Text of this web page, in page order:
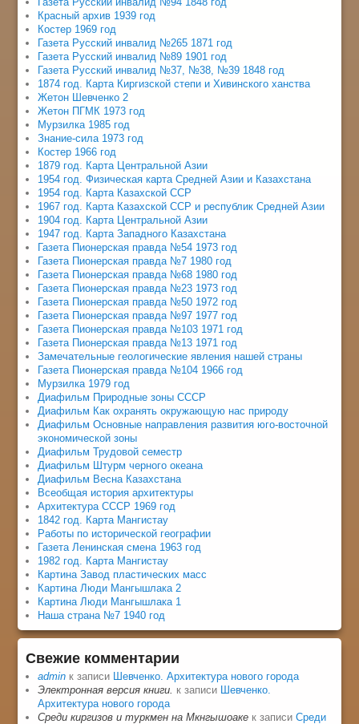
Красный архив 1939 год
Костер 1969 год
Газета Русский инвалид №265 1871 год
Газета Русский инвалид №89 1901 год
Газета Русский инвалид №37, №38, №39 1848 год
1874 год. Карта Киргизской степи и Хивинского ханства
Жетон Шевченко 2
Жетон ПГМК 1973 год
Мурзилка 1985 год
Знание-сила 1973 год
Костер 1966 год
1879 год. Карта Центральной Азии
1954 год. Физическая карта Средней Азии и Казахстана
1954 год. Карта Казахской ССР
1967 год. Карта Казахской ССР и республик Средней Азии
1904 год. Карта Центральной Азии
1947 год. Карта Западного Казахстана
Газета Пионерская правда №54 1973 год
Газета Пионерская правда №7 1980 год
Газета Пионерская правда №68 1980 год
Газета Пионерская правда №23 1973 год
Газета Пионерская правда №50 1972 год
Газета Пионерская правда №97 1977 год
Газета Пионерская правда №103 1971 год
Газета Пионерская правда №13 1971 год
Замечательные геологические явления нашей страны
Газета Пионерская правда №104 1966 год
Мурзилка 1979 год
Диафильм Природные зоны СССР
Диафильм Как охранять окружающую нас природу
Диафильм Основные направления развития юго-восточной
экономической зоны
Диафильм Трудовой семестр
Диафильм Штурм черного океана
Диафильм Весна Казахстана
Всеобщая история архитектуры
Архитектура СССР 1969 год
1842 год. Карта Мангистау
Работы по исторической географии
Газета Ленинская смена 1963 год
1982 год. Карта Мангистау
Картина Завод пластических масс
Картина Люди Мангышлака 2
Картина Люди Мангышлака 1
Наша страна №7 1940 год
Свежие комментарии
admin к записи Шевченко. Архитектура нового города
Электронная версия книги. к записи Шевченко.
Архитектура нового города
Среди киргизов и туркмен на Мкнгышоаке к записиСреди